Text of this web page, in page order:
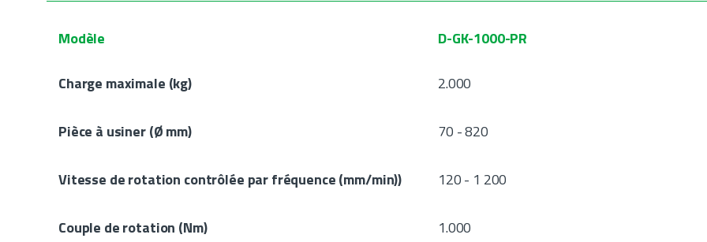
Modèle D-GK-1000-PR
Charge maximale (kg) 2.000
Pièce à usiner (Ø mm) 70 - 820
Vitesse de rotation contrôlée par fréquence (mm/min)) 120 - 1 200
Couple de rotation (Nm) 1.000